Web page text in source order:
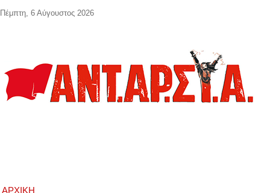
ΑΡΧΙΚΉ
Πέμπτη, 6 Αύγουστος 2026